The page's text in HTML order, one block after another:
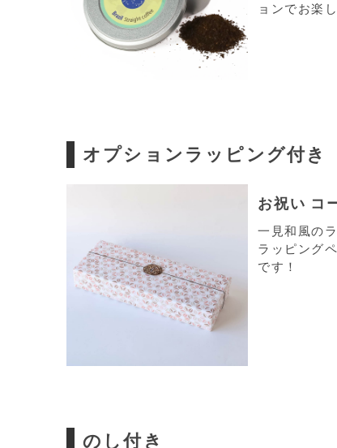
ョンでお楽
オプションラッピング付き
お祝い コ
一見和風の
ラッピング
です！
のし付き